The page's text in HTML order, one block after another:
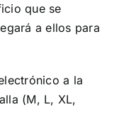
que se
a ellos para
a la
(M, L, XL,